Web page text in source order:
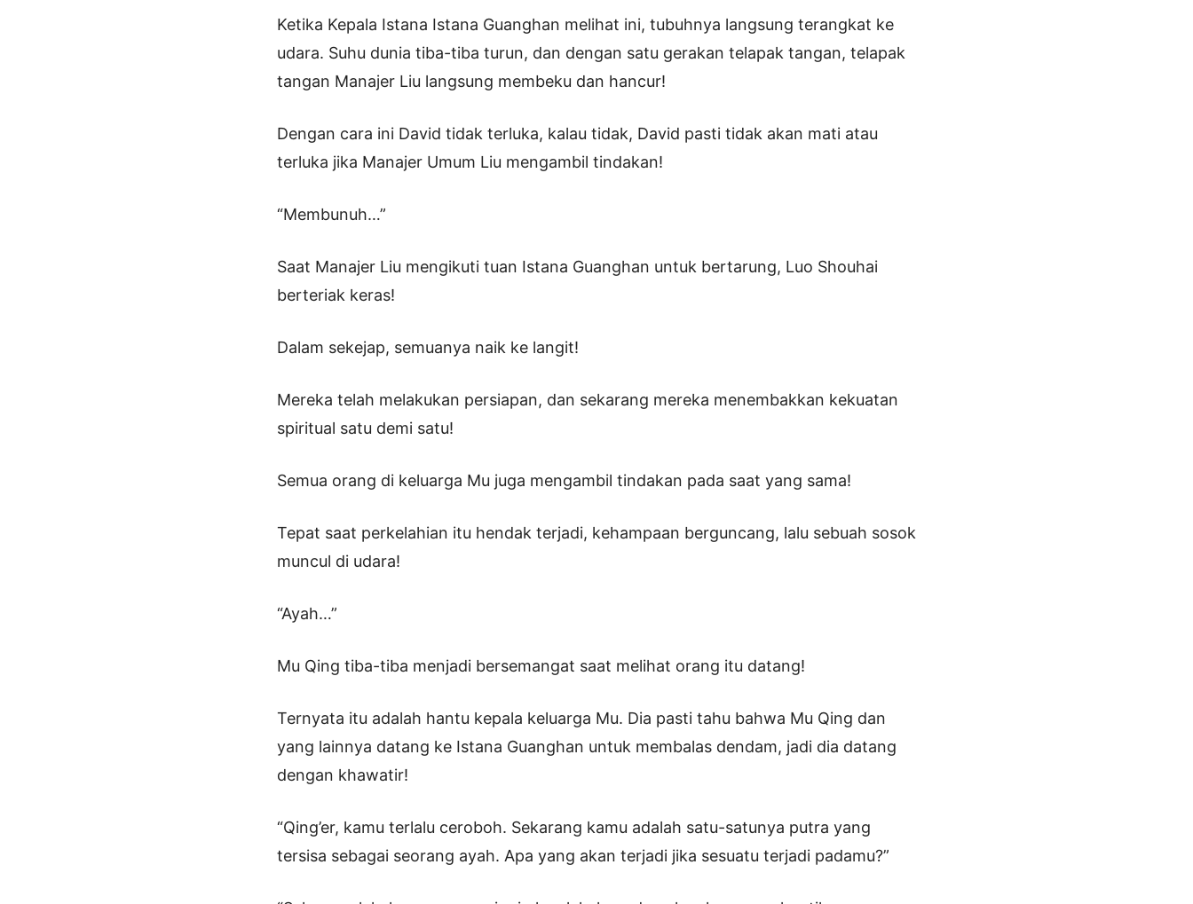
Ketika Kepala Istana Istana Guanghan melihat ini, tubuhnya langsung terangkat ke
udara. Suhu dunia tiba-tiba turun, dan dengan satu gerakan telapak tangan, telapak
tangan Manajer Liu langsung membeku dan hancur!
Dengan cara ini David tidak terluka, kalau tidak, David pasti tidak akan mati atau
terluka jika Manajer Umum Liu mengambil tindakan!
“Membunuh…”
Saat Manajer Liu mengikuti tuan Istana Guanghan untuk bertarung, Luo Shouhai
berteriak keras!
Dalam sekejap, semuanya naik ke langit!
Mereka telah melakukan persiapan, dan sekarang mereka menembakkan kekuatan
spiritual satu demi satu!
Semua orang di keluarga Mu juga mengambil tindakan pada saat yang sama!
Tepat saat perkelahian itu hendak terjadi, kehampaan berguncang, lalu sebuah sosok
muncul di udara!
“Ayah…”
Mu Qing tiba-tiba menjadi bersemangat saat melihat orang itu datang!
Ternyata itu adalah hantu kepala keluarga Mu. Dia pasti tahu bahwa Mu Qing dan
yang lainnya datang ke Istana Guanghan untuk membalas dendam, jadi dia datang
dengan khawatir!
“Qing’er, kamu terlalu ceroboh. Sekarang kamu adalah satu-satunya putra yang
tersisa sebagai seorang ayah. Apa yang akan terjadi jika sesuatu terjadi padamu?”